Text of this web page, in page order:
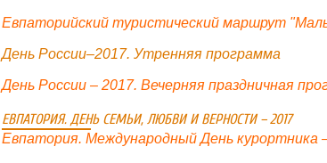
Евпаторийский туристический маршрут
День России–2017. Утренняя программа
День России – 2017. Вечерняя праздничная
ЕВПАТОРИЯ. ДЕНЬ СЕМЬИ, ЛЮБВИ И ВЕРНОСТИ – 2017
Евпатория. Международный День курортника